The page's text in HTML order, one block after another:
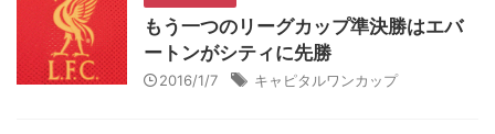
もう一つのリーグカップ準決勝はエバ
ートンがシティに先勝
2016/1/7 キャピタルワンカップ